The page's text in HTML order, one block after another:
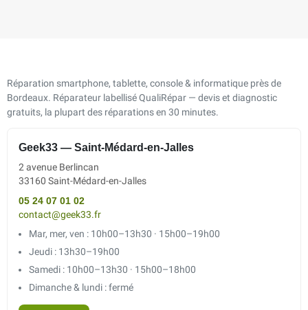
Réparation smartphone, tablette, console & informatique près de
Bordeaux. Réparateur labellisé QualiRépar — devis et diagnostic
gratuits, la plupart des réparations en 30 minutes.
Geek33 — Saint-Médard-en-Jalles
2 avenue Berlincan
33160 Saint-Médard-en-Jalles
05 24 07 01 02
contact@geek33.fr
Mar, mer, ven : 10h00–13h30 · 15h00–19h00
Jeudi : 13h30–19h00
Samedi : 10h00–13h30 · 15h00–18h00
Dimanche & lundi : fermé